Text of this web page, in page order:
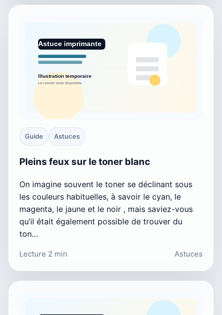
Guide Astuces
Pleins feux sur le toner blanc
On imagine souvent le toner se déclinant sous
les couleurs habituelles, à savoir le cyan, le
magenta, le jaune et le noir , mais saviez-vous
qu’il était également possible de trouver du
ton…
Lecture 2 min Astuces